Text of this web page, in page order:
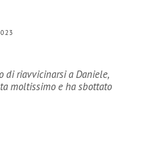
di riavvicinarsi a Daniele,
moltissimo e ha sbottato